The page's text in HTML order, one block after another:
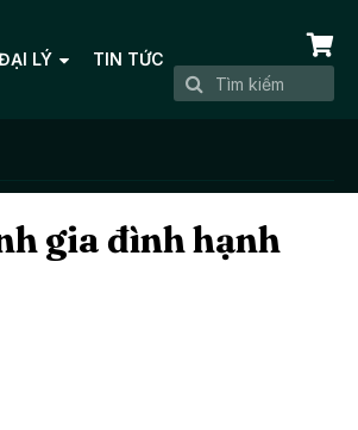
LÝ TIN TỨC
gia đình hạnh